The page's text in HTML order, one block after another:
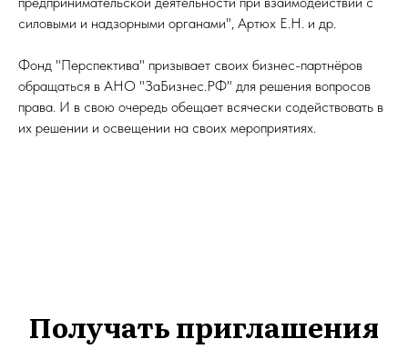
силовыми и надзорными органами", Артюх Е.Н. и др.
Фонд "Перспектива" призывает своих бизнес-партнёров
обращаться в АНО "ЗаБизнес.РФ" для решения вопросов
права. И в свою очередь обещает всячески содействовать в
их решении и освещении на своих мероприятиях.
Получать приглашения